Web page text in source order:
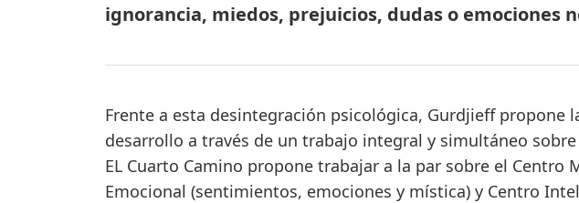
ignorancia, miedos, prejuicios, dudas o emociones
Frente a esta desintegración psicológica, Gurdjieff propone
desarrollo a través de un trabajo integral y simultáneo
EL Cuarto Camino propone trabajar a la par sobre el Centro
Emocional (sentimientos, emociones y mística) y Centro